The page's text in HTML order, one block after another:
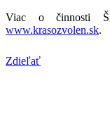
Viac o činnosti
www.krasozvolen.sk.
Zdieľať